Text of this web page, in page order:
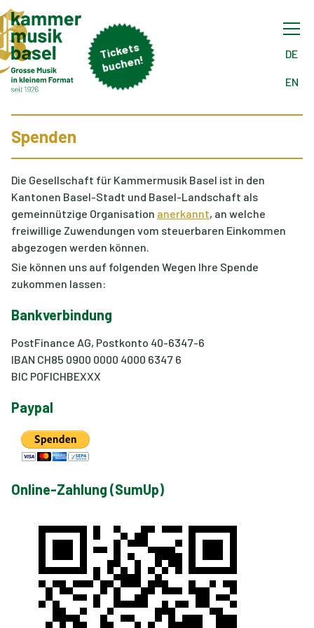
Tick
ets
buch
en! DE
EN
Spenden
Die Gesellschaft für Kammermusik Basel ist in den
Kantonen Basel-Stadt und Basel-Landschaft als
gemeinnützige Organisation anerkannt, an welche
freiwillige Zuwendungen vom steuerbaren Einkommen
abgezogen werden können.
Sie können uns auf folgenden Wegen Ihre Spende
zukommen lassen:
Bankverbindung
PostFinance AG, Postkonto 40-6347-6
IBAN CH85 0900 0000 4000 6347 6
BIC POFICHBEXXX
Paypal
Online-Zahlung (SumUp)